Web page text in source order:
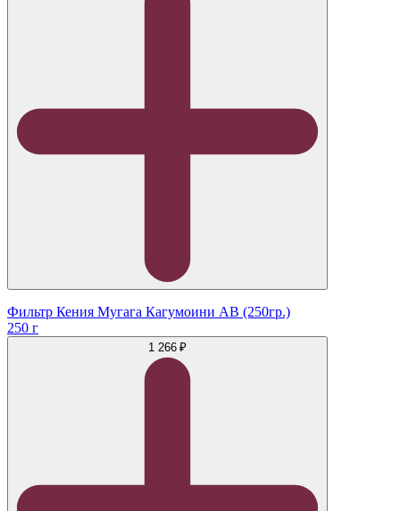
Фильтр Кения Мугага Кагумоини АВ (250гр.)
250 г
1 266 ₽